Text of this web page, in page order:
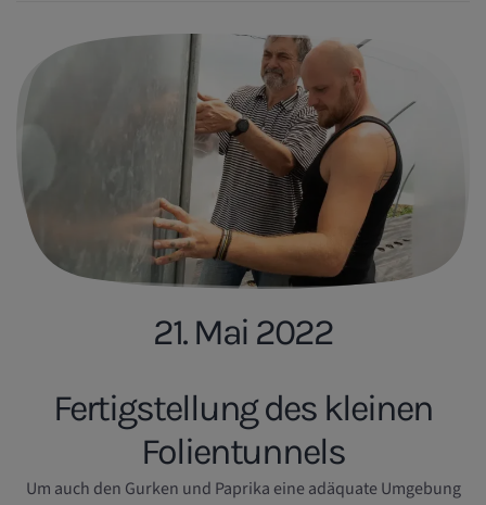
21. Mai 2022
Fertigstellung des kleinen
Folientunnels
Um auch den Gurken und Paprika eine adäquate Umgebung